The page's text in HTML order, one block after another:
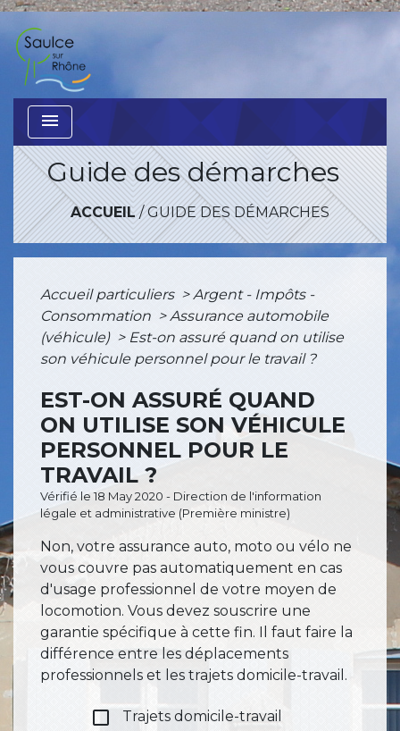
menu
Guide des démarches
ACCUEIL/GUIDE DES DÉMARCHES
Accueil particuliers > Argent - Impôts -
Consommation > Assurance automobile
(véhicule) > Est-on assuré quand on utilise
son véhicule personnel pour le travail ?
EST-ON ASSURÉ QUAND
ON UTILISE SON VÉHICULE
PERSONNEL POUR LE
TRAVAIL ?
Vérifié le 18 May 2020 - Direction de l'information
légale et administrative (Première ministre)
Non, votre assurance auto, moto ou vélo ne
vous couvre pas automatiquement en cas
d'usage professionnel de votre moyen de
locomotion. Vous devez souscrire une
garantie spécifique à cette fin. Il faut faire la
différence entre les déplacements
professionnels et les trajets domicile-travail.
check_box_outline_blank Trajets domicile-travail